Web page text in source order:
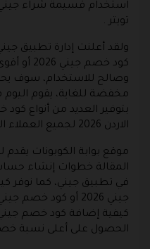
تويتر .
ولقد أعلنت إدارة تطبيق
كود خصم
وصالح للاستخدام، سوف
مخفضة للغاية، يقوم اليوم
الاردن 2026 لجميع العملاء الجدد والحاليين ايضاً .
موقع بوابة الكوبونات يقدم
المقالة خطوات إنشاء
في تطبيق جيني، كما نوفر
جيني 2026 أو كود
الحصول على أعلى نسبة